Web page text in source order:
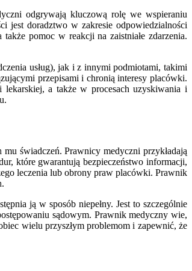
odgrywają kluczową rolę we wspieraniu
jest doradztwo w zakresie odpowiedzialności
pomoc w reakcji na zaistniałe zdarzenia.
usług), jak i z innymi podmiotami, takimi
przepisami i chronią interesy placówki.
a także w procesach uzyskiwania i
świadczeń. Prawnicy medyczni przykładają
które gwarantują bezpieczeństwo informacji,
leczenia lub obrony praw placówki. Prawnik
ją w sposób niepełny. Jest to szczególnie
sądowym. Prawnik medyczny wie,
wielu przyszłym problemom i zapewnić, że